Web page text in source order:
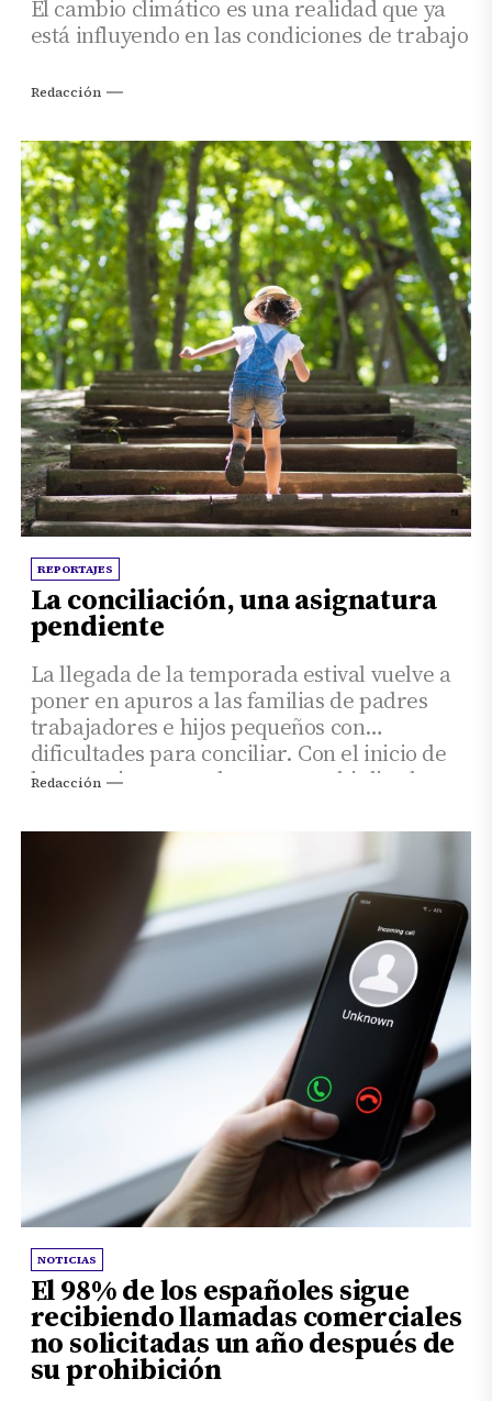
El cambio climático es una realidad que ya
está influyendo en las condiciones de trabajo
Redacción
REPORTAJES
La conciliación, una asignatura
pendiente
La llegada de la temporada estival vuelve a
poner en apuros a las familias de padres
trabajadores e hijos pequeños con
dificultades para conciliar. Con el inicio de
las vacaciones escolares, se multiplica la
Entran en juego campamentos de verano,
ajustes de horarios laborales y familiares a
cargo de los más pequeños.
Redacción
NOTICIAS
El 98% de los españoles sigue
recibiendo llamadas comerciales
no solicitadas un año después de
su prohibición